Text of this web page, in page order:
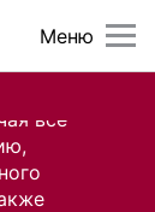
все
Меню